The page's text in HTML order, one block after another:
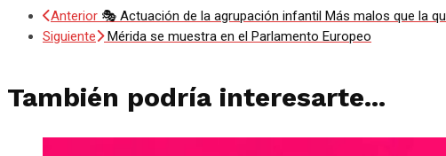
Anterior 🎭 Actuación de la agrupación infantil Más malos que la
Siguiente
Mérida se muestra en el Parlamento Europeo
También podría interesarte...